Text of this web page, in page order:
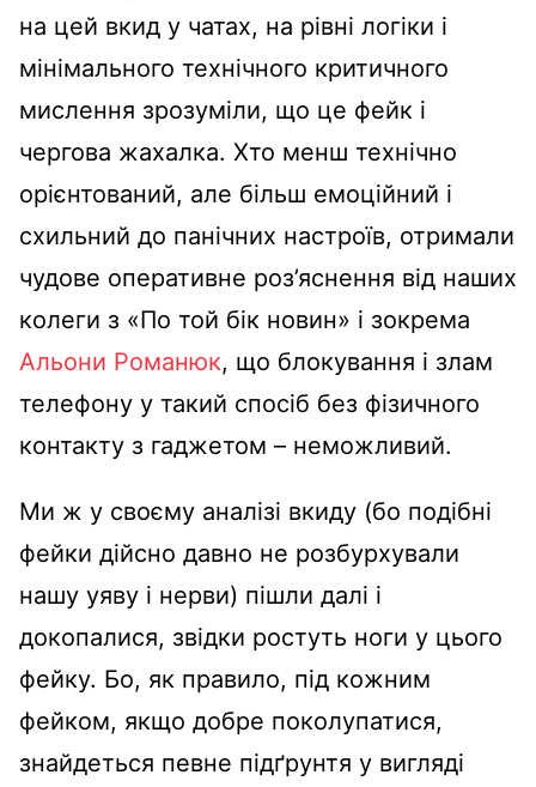
на цей вкид у чатах, на рівні логіки і
мінімального технічного критичного
мислення зрозуміли, що це фейк і
чергова жахалка. Хто менш технічно
орієнтований, але більш емоційний і
схильний до панічних настроїв, отримали
чудове оперативне роз’яснення від наших
колеги з «По той бік новин» і зокрема
Альони Романюк, що блокування і злам
телефону у такий спосіб без фізичного
контакту з гаджетом – неможливий.
Ми ж у своєму аналізі вкиду (бо подібні
фейки дійсно давно не розбурхували
нашу уяву і нерви) пішли далі і
докопалися, звідки ростуть ноги у цього
фейку. Бо, як правило, під кожним
фейком, якщо добре поколупатися,
знайдеться певне підґрунтя у вигляді